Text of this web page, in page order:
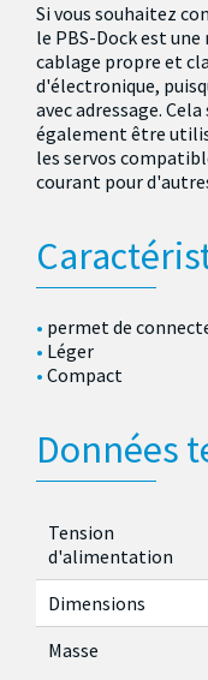
Si vous souhaitez
le PBS-Dock est
cablage propre et
d'électronique,
avec adressage.
également être
les servos
courant pour
permet de
Léger
Compact
Données
Tension
d'alimentation
Dimensions
Masse